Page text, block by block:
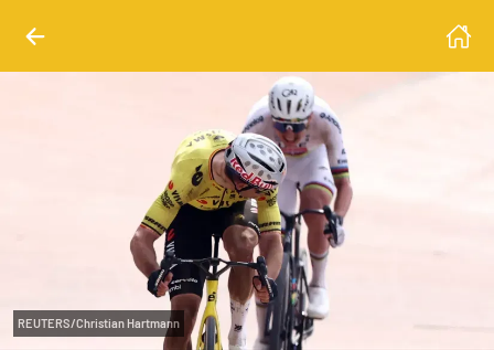
REUTERS/Christian Hartmann